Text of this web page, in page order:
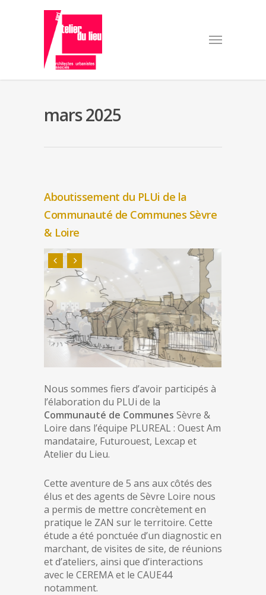
mars 2025
Aboutissement du PLUi de la
Communauté de Communes Sèvre
& Loire
Nous sommes fiers d’avoir participés à
l’élaboration du PLUi de la
Communauté de Communes Sèvre &
Loire dans l’équipe PLUREAL : Ouest Am
mandataire, Futurouest, Lexcap et
Atelier du Lieu.
Cette aventure de 5 ans aux côtés des
élus et des agents de Sèvre Loire nous
a permis de mettre concrètement en
pratique le ZAN sur le territoire. Cette
étude a été ponctuée d’un diagnostic en
marchant, de visites de site, de réunions
et d’ateliers, ainsi que d’interactions
avec le CEREMA et le CAUE44
notamment.